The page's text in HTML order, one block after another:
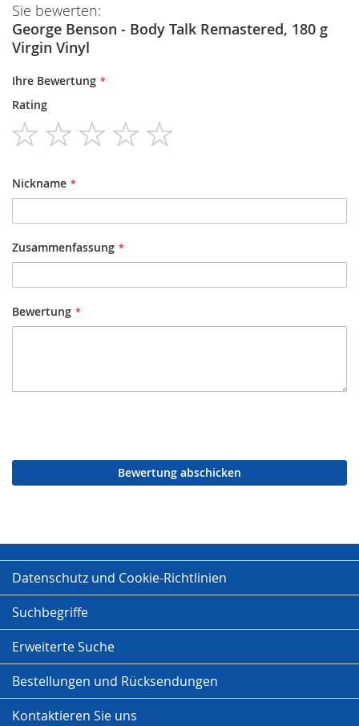
Sie bewerten:
George Benson - Body Talk Remastered, 180 g
Virgin Vinyl
Ihre Bewertung
Rating
1
star
2
stars
3
stars
4
stars
Nickname
Zusammenfassung
Bewertung
Bewertung abschicken
Datenschutz und Cookie-Richtlinien
Suchbegriffe
Erweiterte Suche
Bestellungen und Rücksendungen
Kontaktieren Sie uns